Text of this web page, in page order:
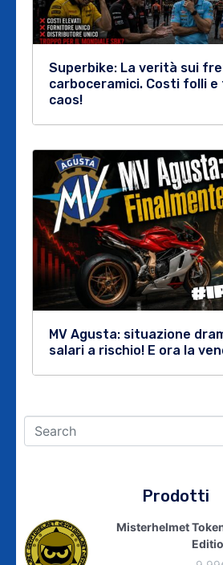
Superbike: La verità sui
carboceramici. Costi folli e
caos!
MV Agusta: situazione
salari a rischio! E ora la
Prodotti
Misterhelmet